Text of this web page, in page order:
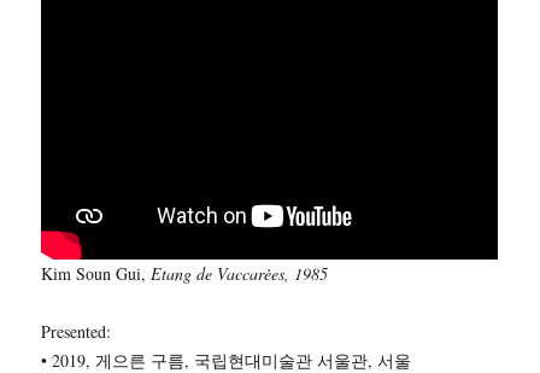
Kim Soun Gui, Etang de Vaccarèes, 1985
Presented:
• 2019, 게으른 구름, 국립현대미술관 서울관, 서울